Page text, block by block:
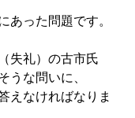
あった問題です。
失礼）の古市氏
うな問いに、
えなければなりま